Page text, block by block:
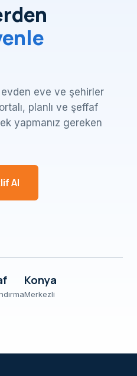
eve ve şehirler
planlı ve şeffaf
yapmanız gereken
Al
Konya
Merkezli